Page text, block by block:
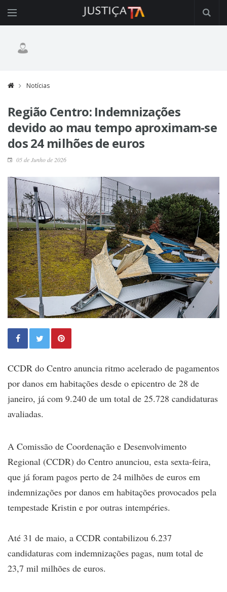
Notícias
Região Centro: Indemnizações
devido ao mau tempo aproximam-se
dos 24 milhões de euros
05 de Junho de 2026
CCDR do Centro anuncia ritmo acelerado de pagamentos
por danos em habitações desde o epicentro de 28 de
janeiro, já com 9.240 de um total de 25.728 candidaturas
avaliadas.
A Comissão de Coordenação e Desenvolvimento
Regional (CCDR) do Centro anunciou, esta sexta-feira,
que já foram pagos perto de 24 milhões de euros em
indemnizações por danos em habitações provocados pela
tempestade Kristin e por outras intempéries.
Até 31 de maio, a CCDR contabilizou 6.237
candidaturas com indemnizações pagas, num total de
23,7 mil milhões de euros.